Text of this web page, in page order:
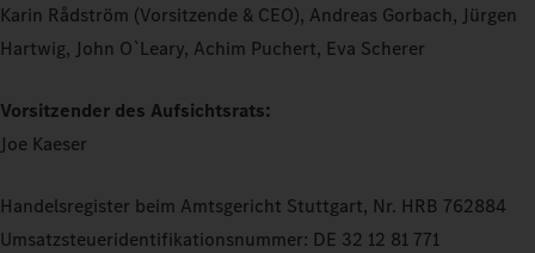
Karin Rådström (Vorsitzende & CEO), Andreas Gorbach, Jürgen
Hartwig, John O`Leary, Achim Puchert, Eva Scherer
Vorsitzender des Aufsichtsrats:
Joe Kaeser
Handelsregister beim Amtsgericht Stuttgart, Nr. HRB 762884
Umsatzsteueridentifikationsnummer: DE 32 12 81 771